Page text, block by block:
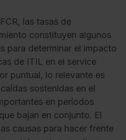
las tasas de
constituyen algunos
para determinar el impacto
de ITIL en el service
puntual, lo relevante es
sostenidas en el
en períodos
bajan en conjunto. El
causas para hacer frente